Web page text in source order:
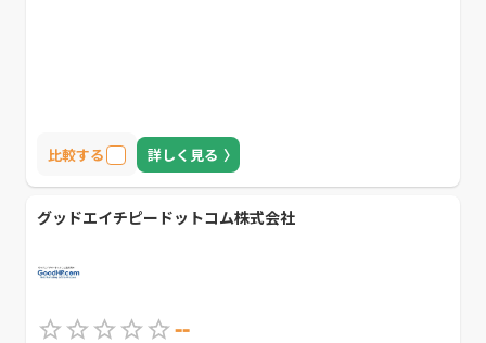
比較する 詳しく見る
グッドエイチピードットコム株式会社
--